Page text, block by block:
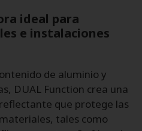
ideal para
e instalaciones
de aluminio y
DUAL Function crea una
que protege las
tales como